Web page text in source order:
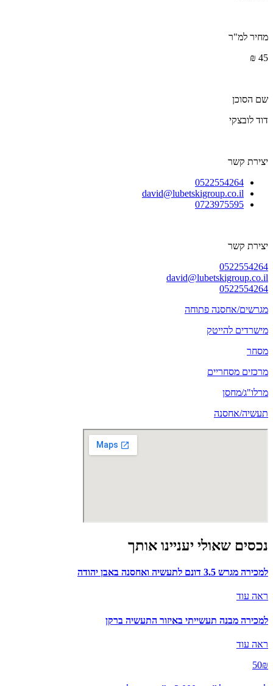
מחיר למ"ר
45 ₪
שם הסוכן
דוד לובצקי
יצירת קשר
0522554264
david@lubetskigroup.co.il
0723975595
יצירת קשר
0522554264
david@lubetskigroup.co.il
0522554264
מגרשים/אחסנה פתוחה
מישרדים להייטק
מסחר
מרכזים מסחריים
מרלו"ג/מחסן
תעשיה/אחסנה
נכסים שאולי יעניינו אותך
למכירה מגרש 3.5 דונם לתעשיה ואחסנה באבן יהודה
ראה עוד
למכירה מבנה תעשייתי באיזור התעשיה ברקן
ראה עוד
50₪